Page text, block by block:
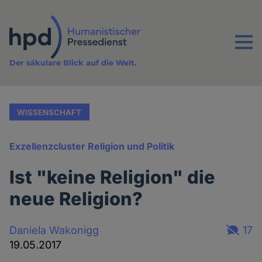
Inhalt
Menu
Der säkulare Blick auf die Welt.
WISSENSCHAFT
Exzellenzcluster Religion und Politik
Ist "keine Religion" die
neue Religion?
Daniela Wakonigg
19.05.2017
17